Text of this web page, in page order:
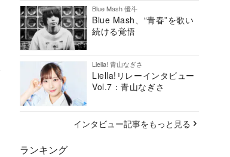
Blue Mash 優斗
Blue Mash、“青春”を歌い
続ける覚悟
Liella! 青山なぎさ
Liella!リレーインタビュー
Vol.7：青山なぎさ
インタビュー記事をもっと見る
ランキング